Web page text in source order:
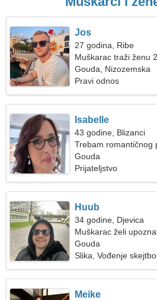
Jos
27 godina, Ribe
Muškarac traži ženu
Gouda, Nizozemska
Pravi odnos
Isabelle
43 godine, Blizanci
Trebam romantičnog
Gouda
Prijateljstvo
Huub
34 godine, Djevica
Muškarac želi
Gouda
Slika, Vođenje
Meike